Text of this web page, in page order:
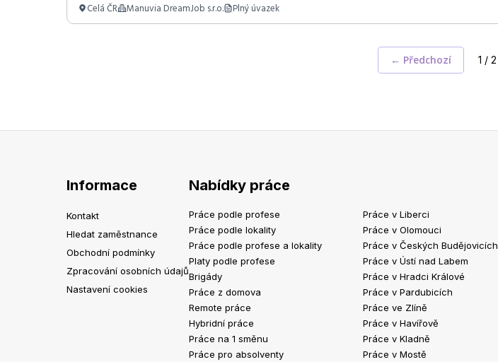
Celá ČR Manuvia DreamJob s.r.o. Plný úvazek
← Předchozí 1 / 2
Informace
Kontakt
Hledat zaměstnance
Obchodní podmínky
Zpracování osobních údajů
Nastavení cookies
Nabídky práce
Práce podle profese
Práce podle lokality
Práce podle profese a lokality
Platy podle profese
Brigády
Práce z domova
Remote práce
Hybridní práce
Práce na 1 směnu
Práce pro absolventy
Práce v Liberci
Práce v Olomouci
Práce v Českých Budějovicích
Práce v Ústí nad Labem
Práce v Hradci Králové
Práce v Pardubicích
Práce ve Zlíně
Práce v Havířově
Práce v Kladně
Práce v Mostě